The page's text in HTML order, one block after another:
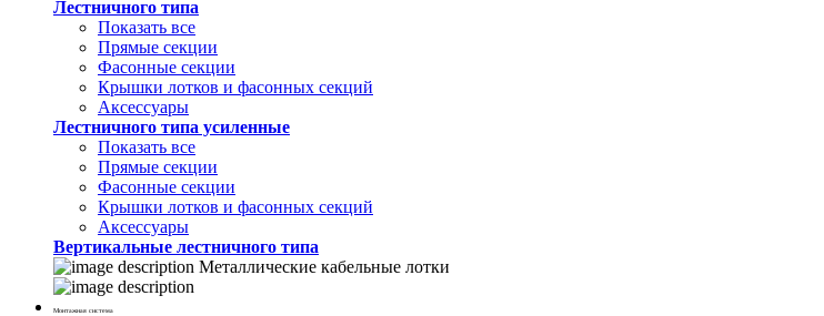
Лестничного типа
Показать все
Прямые секции
Фасонные секции
Крышки лотков и фасонных секций
Аксессуары
Лестничного типа усиленные
Показать все
Прямые секции
Фасонные секции
Крышки лотков и фасонных секций
Аксессуары
Вертикальные лестничного типа
Металлические кабельные лотки
Монтажная система